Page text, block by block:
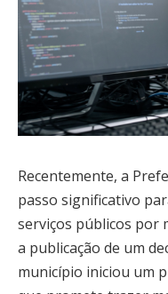
Recentemente, a
passo significativo
serviços públicos por
a publicação de um
município iniciou um